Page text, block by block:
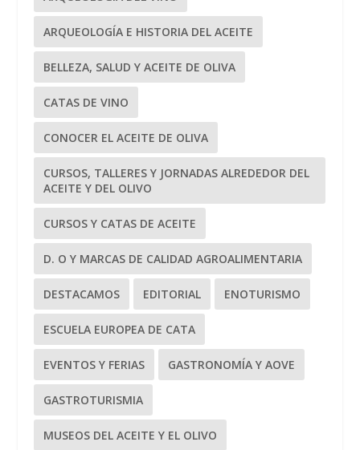
ARQUEOLOGÍA E HISTORIA DEL ACEITE
BELLEZA, SALUD Y ACEITE DE OLIVA
CATAS DE VINO
CONOCER EL ACEITE DE OLIVA
CURSOS, TALLERES Y JORNADAS ALREDEDOR DEL
ACEITE Y DEL OLIVO
CURSOS Y CATAS DE ACEITE
D. O Y MARCAS DE CALIDAD AGROALIMENTARIA
DESTACAMOS EDITORIAL ENOTURISMO
ESCUELA EUROPEA DE CATA
EVENTOS Y FERIAS GASTRONOMÍA Y AOVE
GASTROTURISMIA
MUSEOS DEL ACEITE Y EL OLIVO